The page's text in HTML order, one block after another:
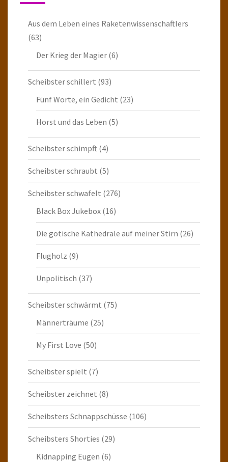
Aus dem Leben eines Raketenwissenschaftlers
(63)
Der Krieg der Magier (6)
Scheibster schillert (93)
Fünf Worte, ein Gedicht (23)
Horst und das Leben (5)
Scheibster schimpft (4)
Scheibster schraubt (5)
Scheibster schwafelt (276)
Black Box Jukebox (16)
Die gotische Kathedrale auf meiner Stirn (26)
Flugholz (9)
Unpolitisch (37)
Scheibster schwärmt (75)
Männerträume (25)
My First Love (50)
Scheibster spielt (7)
Scheibster zeichnet (8)
Scheibsters Schnappschüsse (106)
Scheibsters Shorties (29)
Kidnapping Eugen (6)